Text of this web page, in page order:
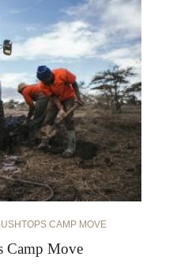
CAMP MOVE
Camp Move